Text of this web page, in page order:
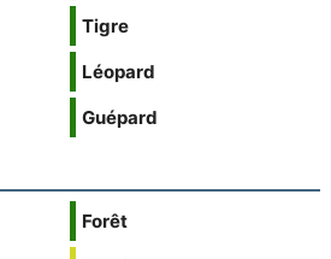
Tigre
Léopard
Guépard
Forêt